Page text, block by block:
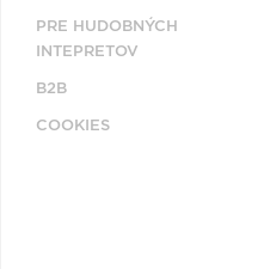
PRE HUDOBNÝCH
INTEPRETOV
B2B
COOKIES